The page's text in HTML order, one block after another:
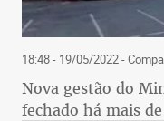
18:48 - 19/05/2022-
Nova gestão do
fechado há mais